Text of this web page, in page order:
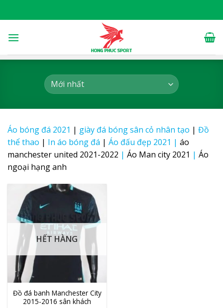
to
Áo bóng đá 2021 | giày đá bóng sân cỏ nhân tạo | Đồ
thể thao | In áo bóng đá | Áo đấu đẹp 2021 | áo
manchester united 2021-2022 | Áo Man city 2021 | Áo
ngoại hạng anh
HẾT HÀNG
Đồ đá banh Manchester City
2015-2016 sân khách